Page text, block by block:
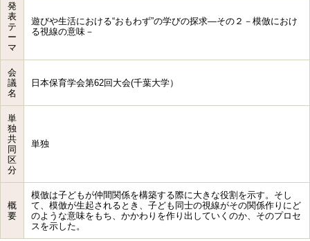
発
表
テ
ー
マ
遊びや生活における“おもわず”の学びの探求―その２－模倣におけ
る視線の意味－
会
議
名
日本保育学会第62回大会(千葉大学）
単
独
共
同
区
分
単独
概
要
模倣は子どもが仲間関係を構築する際に大きな役割を示す。そし
て、模倣が生起されるとき、子ども同士の視線がその関係作りにど
のような意味をもち、かかわりを作り出していくのか、そのプロセ
スを示した。